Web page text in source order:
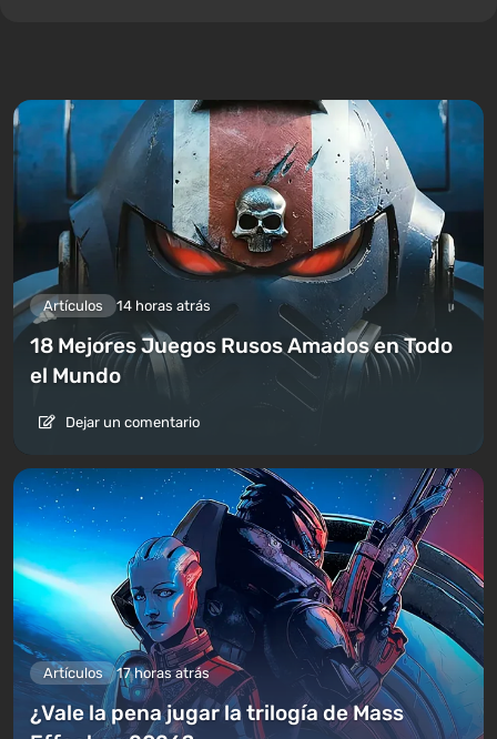
Artículos 14 horas atrás
18 Mejores Juegos Rusos Amados en Todo
el Mundo
Dejar un comentario
Artículos 17 horas atrás
¿Vale la pena jugar la trilogía de Mass